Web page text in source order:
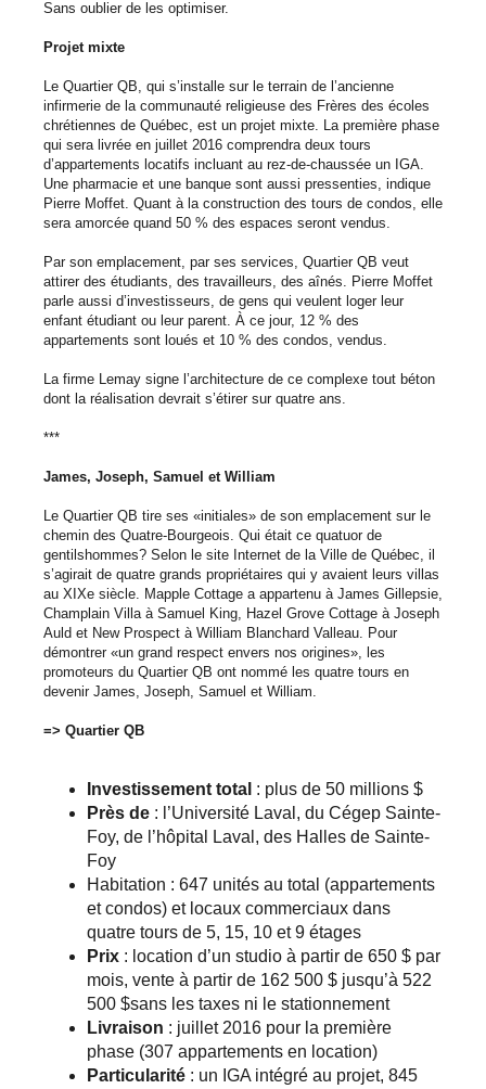
Sans oublier de les optimiser.
Projet mixte
Le Quartier QB, qui s’installe sur le terrain de l’ancienne
infirmerie de la communauté religieuse des Frères des écoles
chrétiennes de Québec, est un projet mixte. La première phase
qui sera livrée en juillet 2016 comprendra deux tours
d’appartements locatifs incluant au rez-de-chaussée un IGA.
Une pharmacie et une banque sont aussi pressenties, indique
Pierre Moffet. Quant à la construction des tours de condos, elle
sera amorcée quand 50 % des espaces seront vendus.
Par son emplacement, par ses services, Quartier QB veut
attirer des étudiants, des travailleurs, des aînés. Pierre Moffet
parle aussi d’investisseurs, de gens qui veulent loger leur
enfant étudiant ou leur parent. À ce jour, 12 % des
appartements sont loués et 10 % des condos, vendus.
La firme Lemay signe l’architecture de ce complexe tout béton
dont la réalisation devrait s’étirer sur quatre ans.
***
James, Joseph, Samuel et William
Le Quartier QB tire ses «initiales» de son emplacement sur le
chemin des Quatre-Bourgeois. Qui était ce quatuor de
gentilshommes? Selon le site Internet de la Ville de Québec, il
s’agirait de quatre grands propriétaires qui y avaient leurs villas
au XIXe siècle. Mapple Cottage a appartenu à James Gillepsie,
Champlain Villa à Samuel King, Hazel Grove Cottage à Joseph
Auld et New Prospect à William Blanchard Valleau. Pour
démontrer «un grand respect envers nos origines», les
promoteurs du Quartier QB ont nommé les quatre tours en
devenir James, Joseph, Samuel et William.
=> Quartier QB
Investissement total : plus de 50 millions $
Près de : l’Université Laval, du Cégep Sainte-
Foy, de l’hôpital Laval, des Halles de Sainte-
Foy
Habitation : 647 unités au total (appartements
et condos) et locaux commerciaux dans
quatre tours de 5, 15, 10 et 9 étages
Prix : location d’un studio à partir de 650 $ par
mois, vente à partir de 162 500 $ jusqu’à 522
500 $sans les taxes ni le stationnement
Livraison : juillet 2016 pour la première
phase (307 appartements en location)
Particularité : un IGA intégré au projet, 845